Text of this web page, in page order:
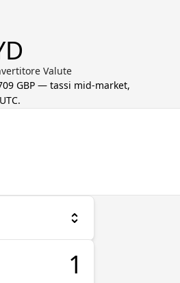
Valute
GBP— tassi mid-market,
.